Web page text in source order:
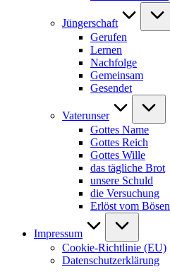
Jüngerschaft
Gerufen
Lernen
Nachfolge
Gemeinsam
Gesendet
Vaterunser
Gottes Name
Gottes Reich
Gottes Wille
das tägliche Brot
unsere Schuld
die Versuchung
Erlöst vom Bösen
Impressum
Cookie-Richtlinie (EU)
Datenschutzerklärung